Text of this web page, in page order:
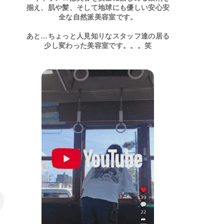
揃え、肌や髪、そして地球にも優しい安心安
全な自然派美容室です。
あと…ちょっと人見知りなスタッフ達の居る
少し変わった美容室です。。。笑